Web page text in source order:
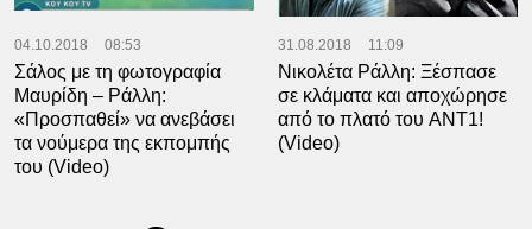
04.10.2018 08:53
Σάλος με τη φωτογραφία
Μαυρίδη – Ράλλη:
«Προσπαθεί» να ανεβάσει
τα νούμερα της εκπομπής
του (Video)
31.08.2018 11:09
Νικολέτα Ράλλη: Ξέσπασε
σε κλάματα και αποχώρησε
από το πλατό του ANΤ1!
(Video)